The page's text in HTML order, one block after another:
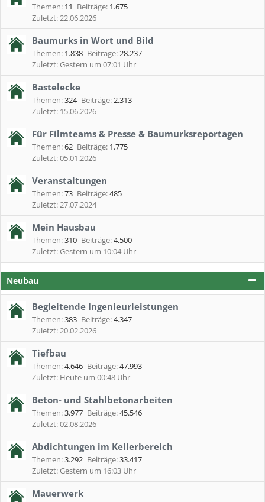
Themen: 11 Beiträge: 1.675
22.06.2026
Baumurks in Wort und Bild
Themen: 1.838 Beiträge:28.237
Gestern um 07:01 Uhr
Bastelecke
Themen:324 Beiträge:2.313
15.06.2026
Für Filmteams & Presse & Baumurksreportagen
Themen:62 Beiträge: 1.775
05.01.2026
Veranstaltungen
Themen:73 Beiträge:485
27.07.2024
Mein Hausbau
Themen:310 Beiträge:4.500
Gestern um 10:04 Uhr
Neubau
Begleitende Ingenieurleistungen
Themen:383 Beiträge:4.347
20.02.2026
Tiefbau
Themen:4.646 Beiträge:47.993
Heute um 00:48 Uhr
Beton- und Stahlbetonarbeiten
Themen:3.977 Beiträge:45.546
02.08.2026
Abdichtungen im Kellerbereich
Themen:3.292 Beiträge:33.417
Gestern um 16:03 Uhr
Mauerwerk